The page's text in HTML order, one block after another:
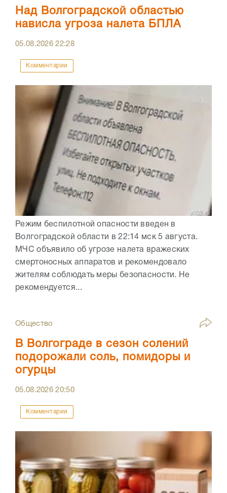
Над Волгоградской областью
нависла угроза налета БПЛА
05.08.202622:28
Комментарии
Режим беспилотной опасности введен в
Волгоградской области в 22:14 мск 5 августа.
МЧС объявило об угрозе налета вражеских
смертоносных аппаратов и рекомендовало
жителям соблюдать меры безопасности. Не
рекомендуется...
Общество
В Волгограде в сезон солений
подорожали соль, помидоры и
огурцы
05.08.202620:50
Комментарии